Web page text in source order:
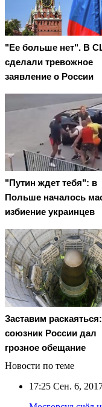
"Ее больше нет". В
сделали тревожное
заявление о России
"Путин ждет тебя": в
Польше началось
избиение украинцев
Заставим раскаяться:
союзник России дал
грозное обещание
Новости по теме
17:25 Сен. 6,